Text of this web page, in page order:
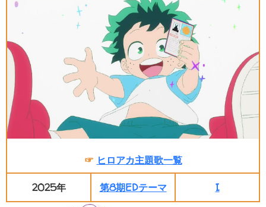
☞ ヒロアカ主題歌一覧
2025年 第8期EDテーマ I